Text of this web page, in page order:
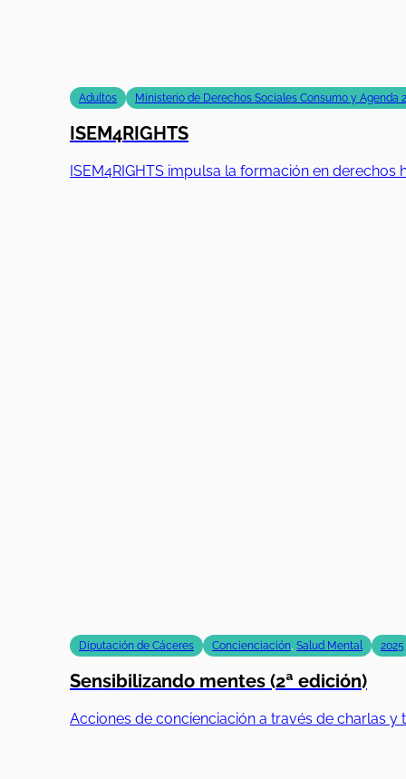
Adultos Ministerio de Derechos Sociales Consumo y Agenda
ISEM4RIGHTS
ISEM4RIGHTS impulsa la formación en
Diputación de Cáceres Concienciación, Salud Mental 2025
Sensibilizando mentes (2ª edición)
Acciones de concienciación a través de charlas